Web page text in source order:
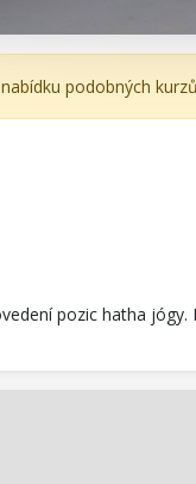
podobných
pozic hatha